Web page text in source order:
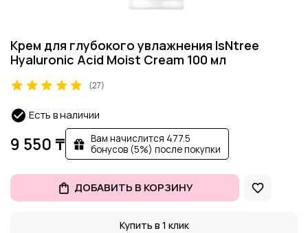
Крем для глубокого увлажнения IsNtree
Hyaluronic Acid Moist Cream 100 мл
(27)
Есть в наличии
9 550 ₸
Вам начислится 477.5
бонусов (5%) после покупки
ДОБАВИТЬ В КОРЗИНУ
Купить в 1 клик